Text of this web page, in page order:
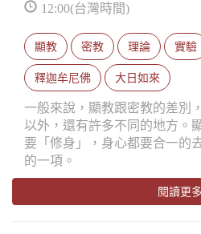
12:00(台灣時間)
顯教 密教 理論 實驗
釋迦牟尼佛 大日如來
一般來說，顯教跟密教的差別
以外，還有許多不同的地方。
要「修身」，身心都要合一的
的一項。
閱讀更多